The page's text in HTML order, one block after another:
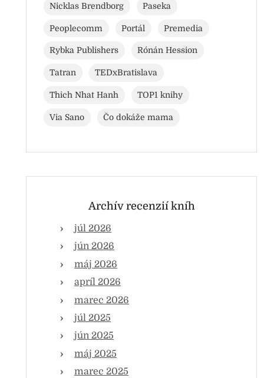
Nicklas Brendborg Paseka
Peoplecomm Portál Premedia
Rybka Publishers Rónán Hession
Tatran TEDxBratislava
Thich Nhat Hanh TOP1 knihy
Via Sano Čo dokáže mama
Archív recenzií kníh
júl 2026
jún 2026
máj 2026
apríl 2026
marec 2026
júl 2025
jún 2025
máj 2025
marec 2025